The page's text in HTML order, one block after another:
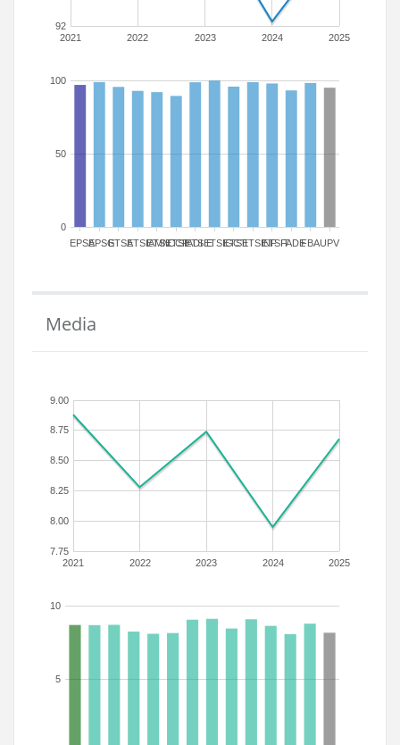
2021 2022 2023 2024 2025
92
EPSAEPSGETSAETSIAMN
ETSICCP
ETSIADI
ETSIEETSIGCT
ETSIIETSINFETSITFADEFBAUPV
0
50
100
Media
2021 2022 2023 2024 2025
7.75
8.00
8.25
8.50
8.75
9.00
5
10